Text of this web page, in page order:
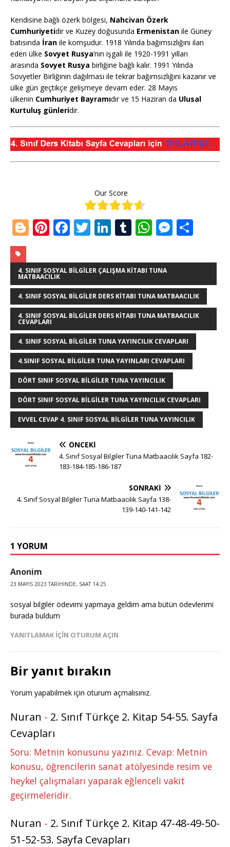
Kendisine bağlı özerk bölgesi, Nahcivan Özerk
Cumhuriyetidir ve Kuzey doğusunda Ermenistan ile Güney
batısında İran ile komşudur. 1918 Yılında bağımsızlığını ilan
eden ülke Sovyet Rusya’nın işgali ile 1920-1991 yılları
arasında Sovyet Rusya birliğine bağlı kalır. 1991 Yılında
Sovyetler Birliğinin dağılması ile tekrar bağımsızlığını kazanır ve
ülke gün geçtikçe gelişmeye devam eder. 28 Mayıs
ülkenin Cumhuriyet Bayramıdır ve 15 Haziran da Ulusal
Kurtuluş günleridir.
Our Score
Bl
g
g
e
r
Pi
te
r
e
st
F
c
e
b
o
o
k
T
it
te
r
Li
k
e
dI
n
T
m
bl
r
W
at
s
A
p
p
M
ss
n
g
e
r
ar
4. SINIF SOSYAL BILGILER ÇALIŞMA KITABI TUNA
MATBAACILIK
4. SINIF SOSYAL BILGILER DERS KITABI TUNA MATBAACILIK
4. SINIF SOSYAL BILGILER DERS KITABI TUNA MATBAACILIK
CEVAPLARI
4. SINIF SOSYAL BILGILER TUNA YAYINCILIK CEVAPLARI
4.SINIF SOSYAL BILGILER TUNA YAYINLARI CEVAPLARI
DÖRT SINIF SOSYAL BILGILER TUNA YAYINCILIK
DÖRT SINIF SOSYAL BILGILER TUNA YAYINCILIK CEVAPLARI
EVVEL CEVAP 4. SINIF SOSYAL BILGILER TUNA YAYINCILIK
ÖNCEKI
4. Sınıf Sosyal Bilgiler Tuna Matbaacılık Sayfa 182-
183-184-185-186-187
SONRAKI
4. Sınıf Sosyal Bilgiler Tuna Matbaacılık Sayfa 138-
139-140-141-142
1 YORUM
Anonim
23 MAYIS 2023 TARIHINDE, SAAT 14:25
sosyal bilgiler ödevimi yapmaya geldim ama bütün ödevlerimi
burada buldum
YANITLAMAK IÇIN OTURUM AÇIN
Bir yanıt bırakın
Yorum yapabilmek için oturum açmalısınız.
Nuran - 2. Sınıf Türkçe 2. Kitap 54-55. Sayfa
Cevapları
Soru: Metnin konusunu yazınız. Cevap: Metnin
konusu, öğrencilerin sanat atölyesinde resim ve
heykel çalışmaları yaparak eğlenceli vakit
geçirmeleridir.
Nuran - 2. Sınıf Türkçe 2. Kitap 47-48-49-50-
51-52-53. Sayfa Cevapları